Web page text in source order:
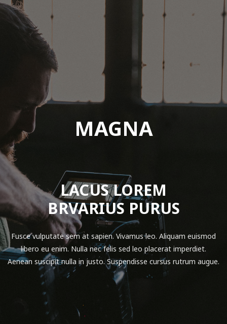
MAGNA
LACUS LOREM
BRVARIUS PURUS
Fusce vulputate sem at sapien. Vivamus leo. Aliquam euismod
libero eu enim. Nulla nec felis sed leo placerat imperdiet.
Aenean suscipit nulla in justo. Suspendisse cursus rutrum augue.